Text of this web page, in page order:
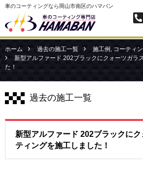
車のコーティングなら岡山市南区のハマバン
ホーム 過去の施工一覧 施工例 , コーティ
新型アルファード 202ブラックにクォーツガラ
た！
過去の施工一覧
新型アルファード 202ブラックに
ティングを施工しました！